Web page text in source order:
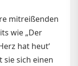
mitreißenden
wie „Der
hat heut‘
sie sich einen